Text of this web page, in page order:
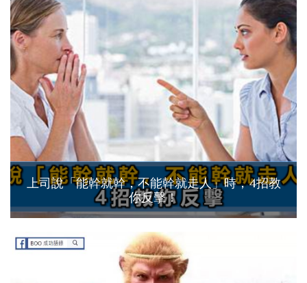
上司說「能幹就幹，不能幹就走人」時，4招教
你反擊！